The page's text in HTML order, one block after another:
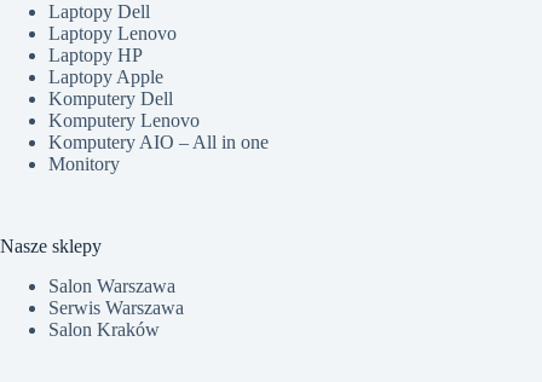
Laptopy Dell
Laptopy Lenovo
Laptopy HP
Laptopy Apple
Komputery Dell
Komputery Lenovo
Komputery AIO – All in one
Monitory
Nasze sklepy
Salon Warszawa
Serwis Warszawa
Salon Kraków